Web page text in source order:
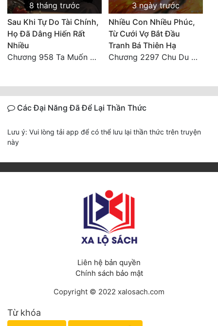
8 tháng trước
Sau Khi Tự Do Tài Chính,
Họ Đã Dâng Hiến Rất
Nhiều
Chương 958 Ta Muốn Cùng Các Cô Vĩnh Viễn Ở Bên Nhau (2) Hết
3 ngày trước
Nhiều Con Nhiều Phúc,
Từ Cưới Vợ Bắt Đầu
Tranh Bá Thiên Hạ
Chương 2297 Chu Du Du mang thai
Các Đại Năng Đã Để Lại Thần Thức
Lưu ý: Vui lòng tải app để có thể lưu lại thần thức trên truyện
này
Liên hệ bản quyền
Chính sách bảo mật
Copyright © 2022 xalosach.com
Từ khóa